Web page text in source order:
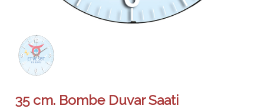
35 cm. Bombe Duvar Saati